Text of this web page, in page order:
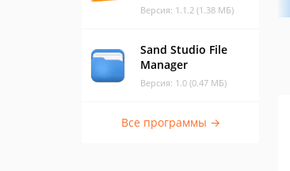
Версия: 1.1.2 (1.38 МБ)
Sand Studio File
Manager
Версия: 1.0 (0.47 МБ)
Все программы →